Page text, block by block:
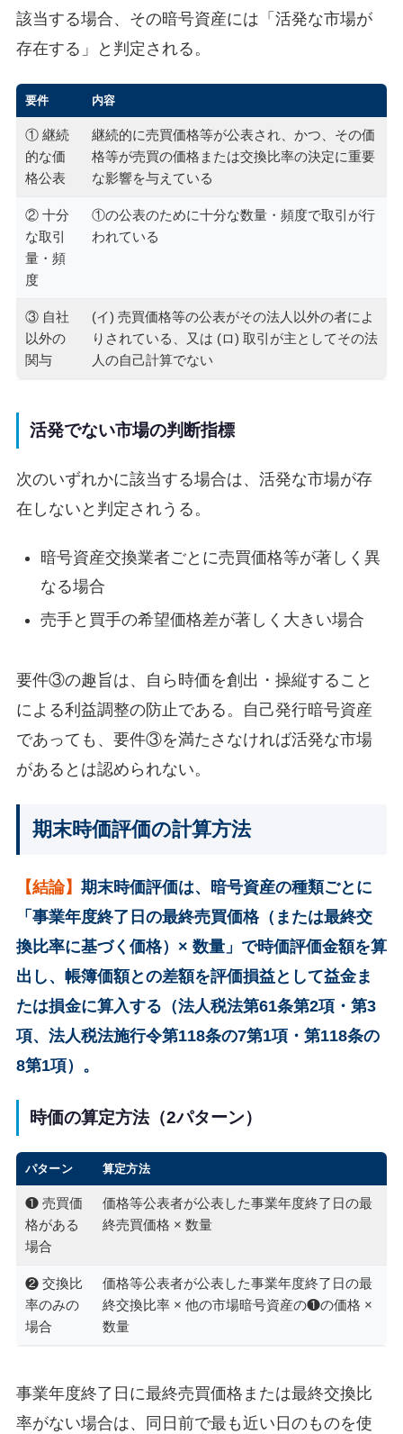
該当する場合、その暗号資産には「活発な市場が
存在する」と判定される。
要件 内容
① 継続
的な価
格公表
継続的に売買価格等が公表され、かつ、その価
格等が売買の価格または交換比率の決定に重要
な影響を与えている
② 十分
な取引
量・頻
度
①の公表のために十分な数量・頻度で取引が行
われている
③ 自社
以外の
関与
(イ) 売買価格等の公表がその法人以外の者によ
りされている、又は (ロ) 取引が主としてその法
人の自己計算でない
活発でない市場の判断指標
次のいずれかに該当する場合は、活発な市場が存
在しないと判定されうる。
暗号資産交換業者ごとに売買価格等が著しく異
なる場合
売手と買手の希望価格差が著しく大きい場合
要件③の趣旨は、自ら時価を創出・操縦すること
による利益調整の防止である。自己発行暗号資産
であっても、要件③を満たさなければ活発な市場
があるとは認められない。
期末時価評価の計算方法
【結論】 期末時価評価は、暗号資産の種類ごとに
「事業年度終了日の最終売買価格（または最終交
換比率に基づく価格）× 数量」で時価評価金額を算
出し、帳簿価額との差額を評価損益として益金ま
たは損金に算入する（法人税法第61条第2項・第3
項、法人税法施行令第118条の7第1項・第118条の
8第1項）。
時価の算定方法（2パターン）
パターン 算定方法
❶ 売買価
格がある
場合
価格等公表者が公表した事業年度終了日の最
終売買価格 × 数量
❷ 交換比
率のみの
場合
価格等公表者が公表した事業年度終了日の最
終交換比率 × 他の市場暗号資産の❶の価格 ×
数量
事業年度終了日に最終売買価格または最終交換比
率がない場合は、同日前で最も近い日のものを使